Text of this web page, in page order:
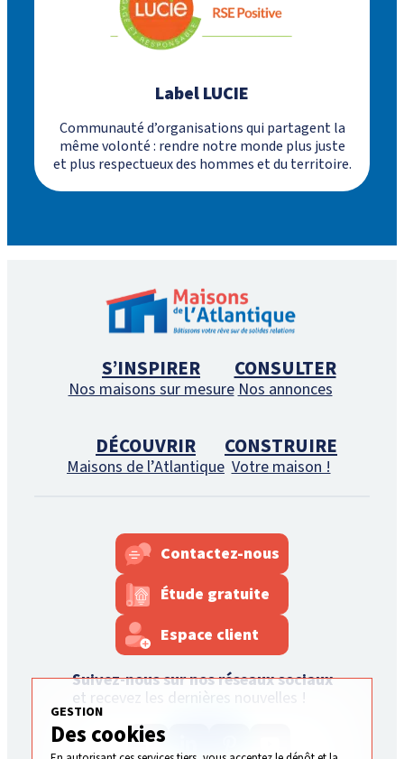
Label LUCIE
Communauté d’organisations qui partagent la
même volonté : rendre notre monde plus juste
et plus respectueux des hommes et du territoire.
S’INSPIRER
Nos maisons sur mesure
CONSULTER
Nos annonces
DÉCOUVRIR
Maisons de l’Atlantique
CONSTRUIRE
Votre maison !
Suivez-nous sur nos réseaux sociaux
et recevez les dernières nouvelles !
Contactez-nous
Étude gratuite
Espace client
GESTION
Des cookies